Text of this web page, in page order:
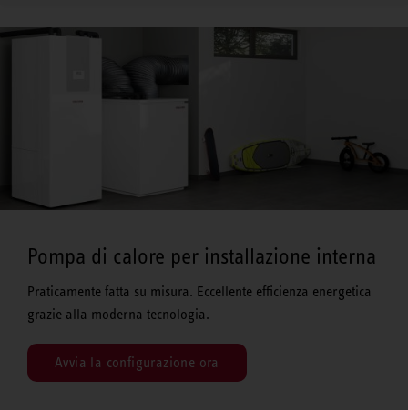
Pompa di calore per installazione interna
Praticamente fatta su misura. Eccellente efficienza energetica
grazie alla moderna tecnologia.
Avvia la configurazione ora